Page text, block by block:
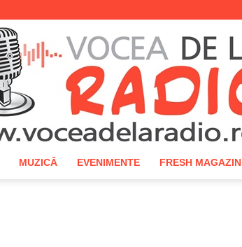
MUZICĂ EVENIMENTE FRESH MAGAZIN